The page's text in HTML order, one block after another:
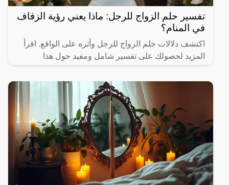
تفسير حلم الزواج للرجل: ماذا يعني رؤية الزفاف
في المنام؟
اكتشف دلالات حلم الزواج للرجل وأثره على الواقع. اقرأ
المزيد لحصولك على تفسير شامل ومفيد حول هذا